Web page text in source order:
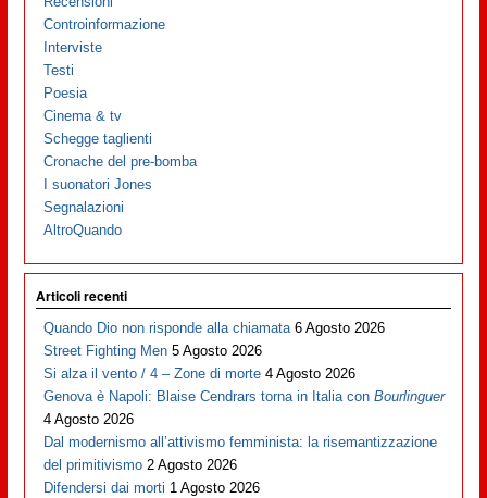
Controinformazione
Interviste
Testi
Poesia
Cinema & tv
Schegge taglienti
Cronache del pre-bomba
I suonatori Jones
Segnalazioni
AltroQuando
Articoli recenti
Quando Dio non risponde alla chiamata 6 Agosto 2026
Street Fighting Men 5 Agosto 2026
Si alza il vento / 4 – Zone di morte 4 Agosto 2026
Genova è Napoli: Blaise Cendrars torna in Italia conBourlinguer
4 Agosto 2026
Dal modernismo all’attivismo femminista: la risemantizzazione
del primitivismo 2 Agosto 2026
Difendersi dai morti 1 Agosto 2026